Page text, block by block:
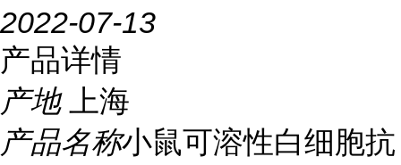
2022-07-13
产品详情
产地
上海
产品名称小鼠可溶性白细胞抗